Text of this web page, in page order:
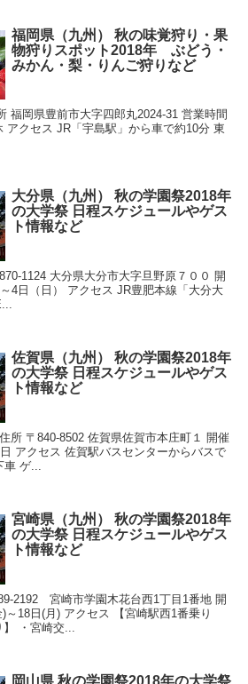
福岡県（九州） 秋の味覚狩り・果
物狩りスポット2018年 ぶどう・
みかん・梨・りんご狩りなど
福岡県豊前市大字四郎丸2024-31 営業時間
アクセス JR「宇島駅」から車で約10分 東
大分県（九州） 秋の学園祭2018年
の大学祭 日程スケジュールやゲス
ト情報など
1124 大分県大分市大字旦野原７００ 開
4日（日） アクセス JR豊肥本線「大分大
佐賀県（九州） 秋の学園祭2018年
の大学祭 日程スケジュールやゲス
ト情報など
所 〒840-8502 佐賀県佐賀市本庄町１ 開催
アクセス 佐賀駅バスセンターからバスで
車 ゲ...
宮崎県（九州） 秋の学園祭2018年
の大学祭 日程スケジュールやゲス
ト情報など
2192 宮崎市学園木花台西1丁目1番地 開
～18日(月) アクセス 【宮崎駅西1番乗り
・宮崎交...
岡山県 秋の学園祭2018年の大学祭